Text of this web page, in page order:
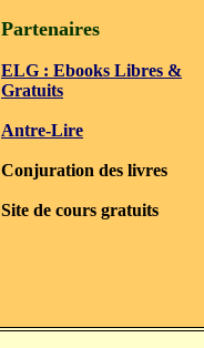
Partenaires
ELG : Ebooks Libres &
Gratuits
Antre-Lire
Conjuration des livres
Site de cours gratuits